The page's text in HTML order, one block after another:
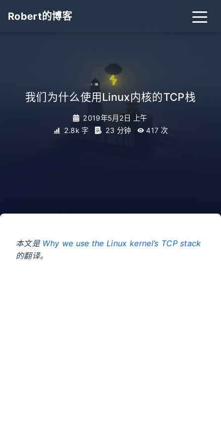
Robert的博客
我们为什么使用Linux内核的TCP栈
2019年5月2日 上午
2.8k 字
23 分钟 417 次
本文是 Why we use the Linux kernel’s TCP stack
的翻译。